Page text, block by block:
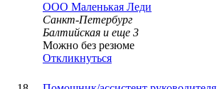
ООО Маленькая Леди
Санкт-Петербург
Балтийская и еще 3
Можно без резюме
Откликнуться